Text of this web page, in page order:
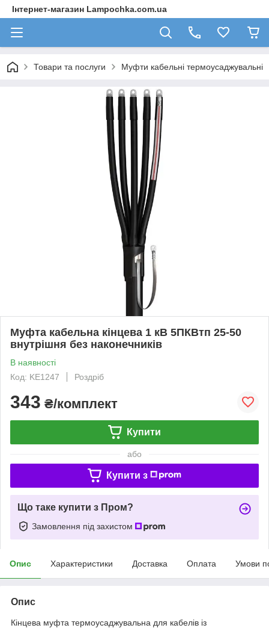
Інтернет-магазин Lampochka.com.ua
Товари та послуги Муфти кабельні термоусаджувальні
Муфта кабельна кінцева 1 кВ 5ПКВтп 25-50
внутрішня без наконечників
В наявності
Код: KE1247
Роздріб
343 ₴/комплект
Купити
або
Купити з
Що таке купити з Пром?
Замовлення під захистом
Опис Характеристики Доставка Оплата Умови
Опис
Кінцева муфта термоусаджувальна для кабелів із